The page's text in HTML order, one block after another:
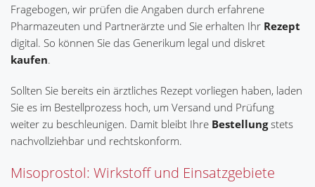
Fragebogen, wir prüfen die Angaben durch erfahrene
Pharmazeuten und Partnerärzte und Sie erhalten Ihr Rezept
digital. So können Sie das Generikum legal und diskret
kaufen.
Sollten Sie bereits ein ärztliches Rezept vorliegen haben, laden
Sie es im Bestellprozess hoch, um Versand und Prüfung
weiter zu beschleunigen. Damit bleibt Ihre Bestellungstets
nachvollziehbar und rechtskonform.
Misoprostol: Wirkstoff und Einsatzgebiete